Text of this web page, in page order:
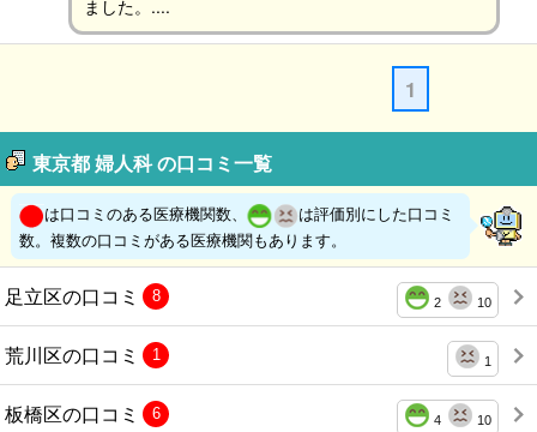
ました。....
1
東京都 婦人科 の口コミ一覧
は口コミのある医療機関数、
は評価別にした口コミ
数。複数の口コミがある医療機関もあります。
足立区の口コミ 2 10
8
荒川区の口コミ 1
1
板橋区の口コミ 4 10
6